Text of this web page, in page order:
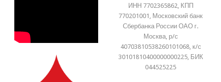
ИНН 7702365862, КПП
770201001, Московский банк
Сбербанка России ОАО г.
Москва, р/с
40703810538260101068, к/с
30101810400000000225, БИК
044525225